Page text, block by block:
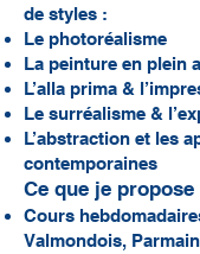
de styles :
Le photoréalisme
La peinture en plein
L’alla prima &
Le surréalisme &
L’abstraction et les
contemporaines
Ce que je propose
Cours
Valmondois,